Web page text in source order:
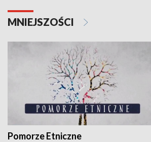
MNIEJSZOŚCI
Pomorze Etniczne